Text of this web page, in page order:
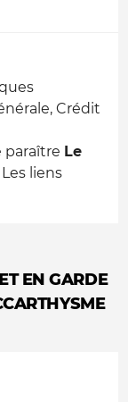
Crédit
paraître Le
liens
EN GARDE